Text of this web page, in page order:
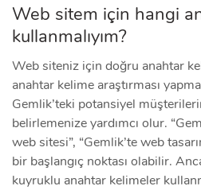
Web sitem için hangi
kullanmalıyım?
Web siteniz için doğru anahtar
anahtar kelime araştırması
Gemlik’teki potansiyel
belirlemenize yardımcı olur.
web sitesi”, “Gemlik’te web
bir başlangıç noktası olabilir.
kuyruklu anahtar kelimeler